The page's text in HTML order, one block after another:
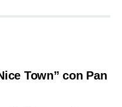
Town” con Pan